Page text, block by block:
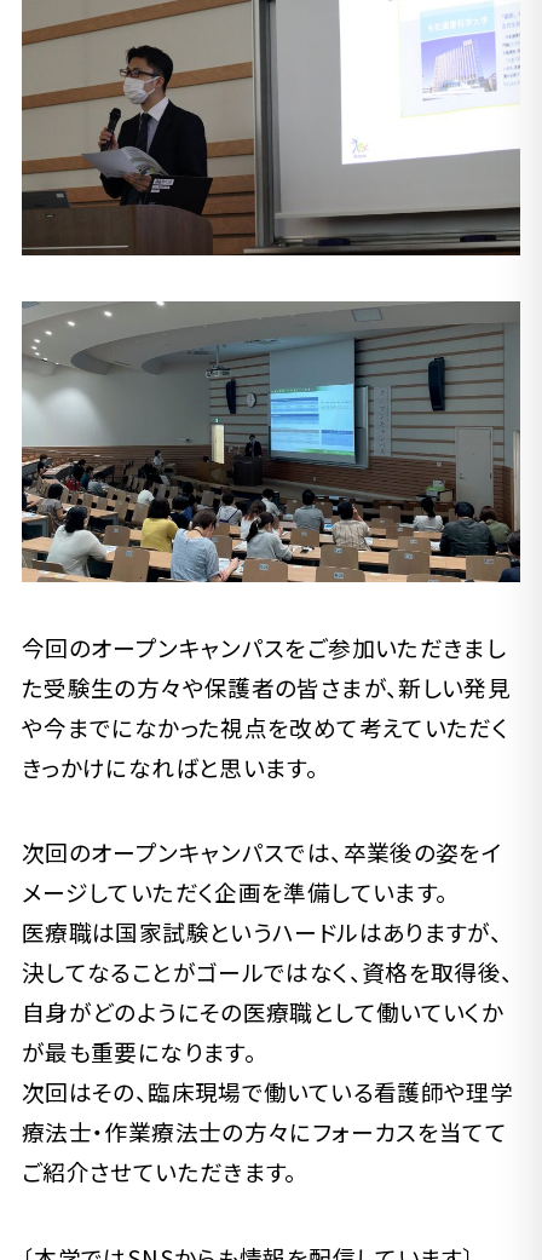
今回のオープンキャンパスをご参加いただきまし
た受験生の方々や保護者の皆さまが、新しい発見
や今までになかった視点を改めて考えていただく
きっかけになればと思います。
次回のオープンキャンパスでは、卒業後の姿をイ
メージしていただく企画を準備しています。
医療職は国家試験というハードルはありますが、
決してなることがゴールではなく、資格を取得後、
自身がどのようにその医療職として働いていくか
が最も重要になります。
次回はその、臨床現場で働いている看護師や理学
療法士・作業療法士の方々にフォーカスを当てて
ご紹介させていただきます。